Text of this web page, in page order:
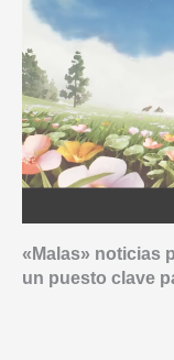
«Malas» noticias
un puesto clave